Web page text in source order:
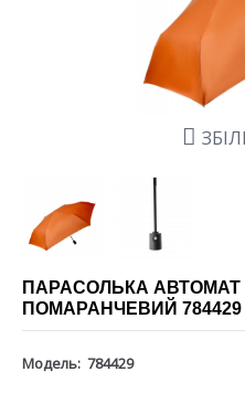
ПАРАСОЛЬКА АВТОМАТ
ПОМАРАНЧЕВИЙ 784429
Модель: 784429